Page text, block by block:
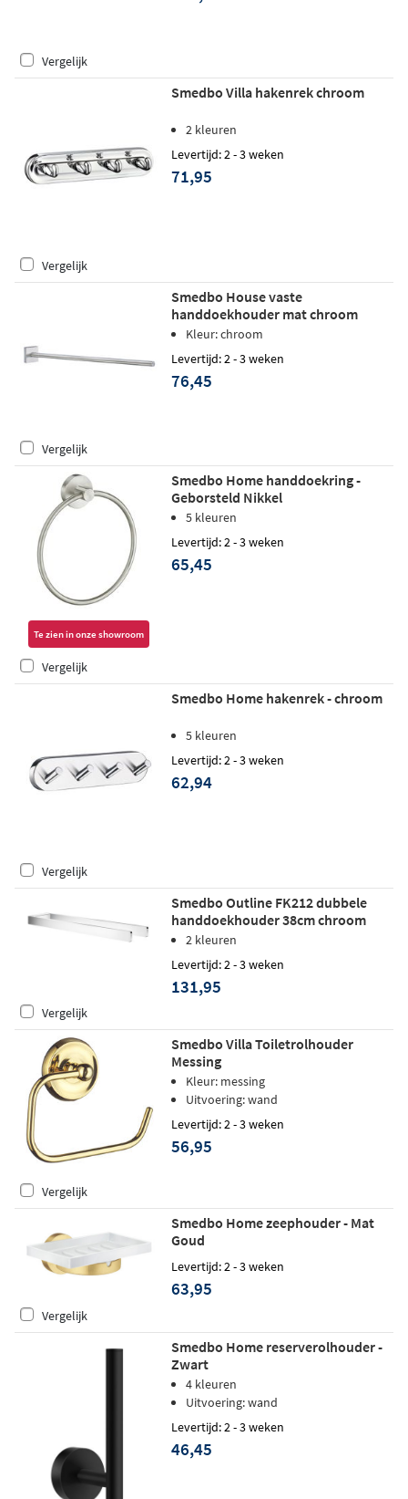
Vergelijk
Smedbo Villa hakenrek chroom
2 kleuren
Levertijd: 2 - 3 weken
71,95
Vergelijk
Smedbo House vaste
handdoekhouder mat chroom
Kleur: chroom
Levertijd: 2 - 3 weken
76,45
Vergelijk
Te zien in onze showroom
Smedbo Home handdoekring -
Geborsteld Nikkel
5 kleuren
Levertijd: 2 - 3 weken
65,45
Vergelijk
Smedbo Home hakenrek - chroom
5 kleuren
Levertijd: 2 - 3 weken
62,94
Vergelijk
Smedbo Outline FK212 dubbele
handdoekhouder 38cm chroom
2 kleuren
Levertijd: 2 - 3 weken
131,95
Vergelijk
Smedbo Villa Toiletrolhouder
Messing
Kleur: messing
Uitvoering: wand
Levertijd: 2 - 3 weken
56,95
Vergelijk
Smedbo Home zeephouder - Mat
Goud
Levertijd: 2 - 3 weken
63,95
Vergelijk
Smedbo Home reserverolhouder -
Zwart
4 kleuren
Uitvoering: wand
Levertijd: 2 - 3 weken
46,45